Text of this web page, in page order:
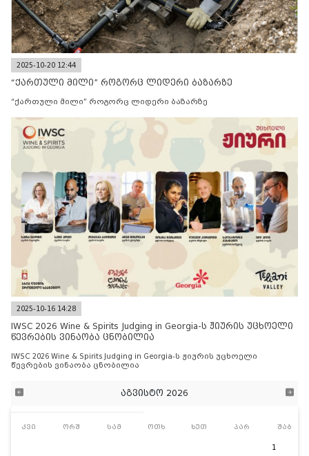
2025-10-20 12:44
“ქართული მილი” როგორც ლიდერი ბაზარზე
“ქართული მილი” როგორც ლიდერი ბაზარზე
2025-10-16 14:28
IWSC 2026 Wine & Spirits Judging in Georgia-ს ჟიურის უცხოელი
წევრების ვინაობა ცნობილია
IWSC 2026 Wine & Spirits Judging in Georgia-ს ჟიურის უცხოელი
წევრების ვინაობა ცნობილია
აგვისტო 2026
კვი ორშ სამ ოთხ ხუთ პარ შაბ
1